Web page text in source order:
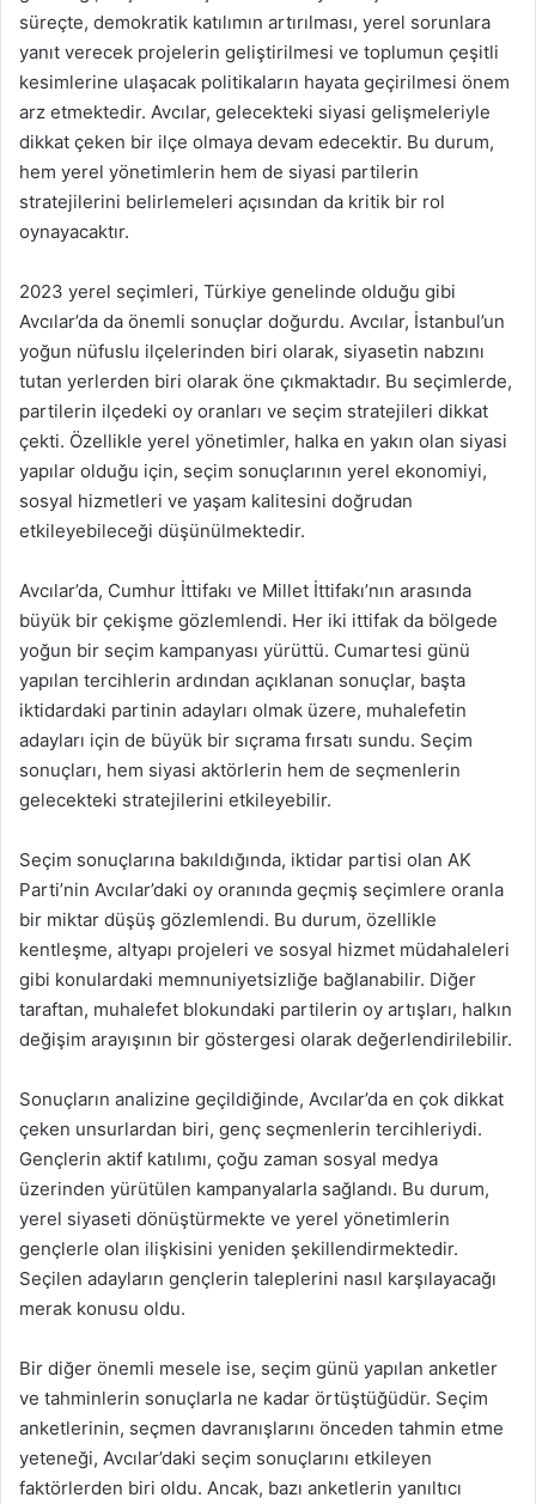
süreçte, demokratik katılımın artırılması, yerel sorunlara
yanıt verecek projelerin geliştirilmesi ve toplumun çeşitli
kesimlerine ulaşacak politikaların hayata geçirilmesi önem
arz etmektedir. Avcılar, gelecekteki siyasi gelişmeleriyle
dikkat çeken bir ilçe olmaya devam edecektir. Bu durum,
hem yerel yönetimlerin hem de siyasi partilerin
stratejilerini belirlemeleri açısından da kritik bir rol
oynayacaktır.
2023 yerel seçimleri, Türkiye genelinde olduğu gibi
Avcılar’da da önemli sonuçlar doğurdu. Avcılar, İstanbul’un
yoğun nüfuslu ilçelerinden biri olarak, siyasetin nabzını
tutan yerlerden biri olarak öne çıkmaktadır. Bu seçimlerde,
partilerin ilçedeki oy oranları ve seçim stratejileri dikkat
çekti. Özellikle yerel yönetimler, halka en yakın olan siyasi
yapılar olduğu için, seçim sonuçlarının yerel ekonomiyi,
sosyal hizmetleri ve yaşam kalitesini doğrudan
etkileyebileceği düşünülmektedir.
Avcılar’da, Cumhur İttifakı ve Millet İttifakı’nın arasında
büyük bir çekişme gözlemlendi. Her iki ittifak da bölgede
yoğun bir seçim kampanyası yürüttü. Cumartesi günü
yapılan tercihlerin ardından açıklanan sonuçlar, başta
iktidardaki partinin adayları olmak üzere, muhalefetin
adayları için de büyük bir sıçrama fırsatı sundu. Seçim
sonuçları, hem siyasi aktörlerin hem de seçmenlerin
gelecekteki stratejilerini etkileyebilir.
Seçim sonuçlarına bakıldığında, iktidar partisi olan AK
Parti’nin Avcılar’daki oy oranında geçmiş seçimlere oranla
bir miktar düşüş gözlemlendi. Bu durum, özellikle
kentleşme, altyapı projeleri ve sosyal hizmet müdahaleleri
gibi konulardaki memnuniyetsizliğe bağlanabilir. Diğer
taraftan, muhalefet blokundaki partilerin oy artışları, halkın
değişim arayışının bir göstergesi olarak değerlendirilebilir.
Sonuçların analizine geçildiğinde, Avcılar’da en çok dikkat
çeken unsurlardan biri, genç seçmenlerin tercihleriydi.
Gençlerin aktif katılımı, çoğu zaman sosyal medya
üzerinden yürütülen kampanyalarla sağlandı. Bu durum,
yerel siyaseti dönüştürmekte ve yerel yönetimlerin
gençlerle olan ilişkisini yeniden şekillendirmektedir.
Seçilen adayların gençlerin taleplerini nasıl karşılayacağı
merak konusu oldu.
Bir diğer önemli mesele ise, seçim günü yapılan anketler
ve tahminlerin sonuçlarla ne kadar örtüştüğüdür. Seçim
anketlerinin, seçmen davranışlarını önceden tahmin etme
yeteneği, Avcılar’daki seçim sonuçlarını etkileyen
faktörlerden biri oldu. Ancak, bazı anketlerin yanıltıcı